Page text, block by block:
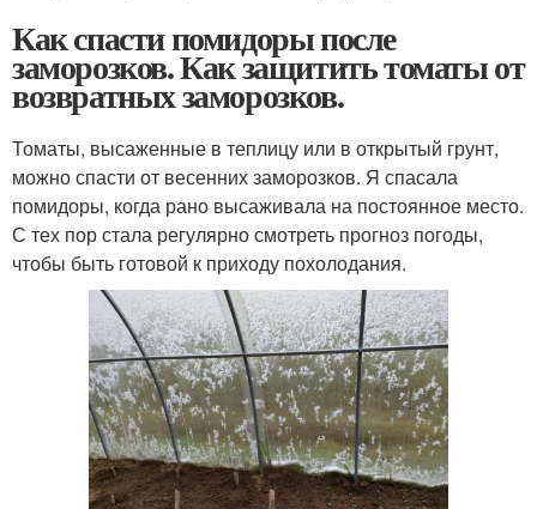
Как спасти помидоры после
заморозков. Как защитить томаты от
возвратных заморозков.
Томаты, высаженные в теплицу или в открытый грунт,
можно спасти от весенних заморозков. Я спасала
помидоры, когда рано высаживала на постоянное место.
С тех пор стала регулярно смотреть прогноз погоды,
чтобы быть готовой к приходу похолодания.